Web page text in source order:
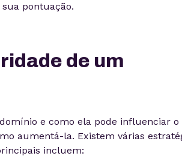
pontuação.
de um
e como ela pode influenciar o
aumentá-la. Existem várias
incluem: